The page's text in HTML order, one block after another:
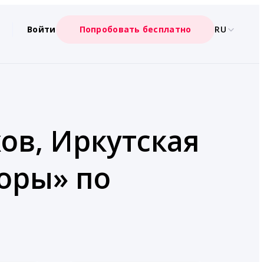
Войти Попробовать бесплатно RU
Иркутская
по